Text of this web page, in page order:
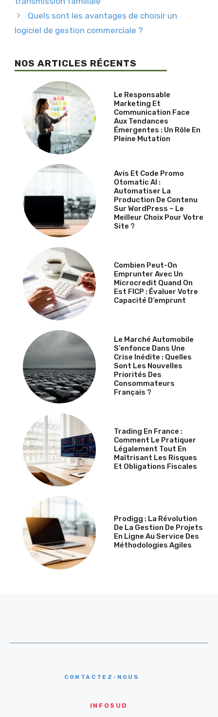
Quels sont les avantages de choisir un
logiciel de gestion commerciale ?
NOS ARTICLES RÉCENTS
Le Responsable
Marketing Et
Communication Face
Aux Tendances
Émergentes : Un Rôle En
Pleine Mutation
Avis Et Code Promo
Otomatic AI :
Automatiser La
Production De Contenu
Sur WordPress – Le
Meilleur Choix Pour Votre
Site ?
Combien Peut-On
Emprunter Avec Un
Microcredit Quand On
Est FICP : Évaluer Votre
Capacité D’emprunt
Le Marché Automobile
S’enfonce Dans Une
Crise Inédite : Quelles
Sont Les Nouvelles
Priorités Des
Consommateurs
Français ?
Trading En France :
Comment Le Pratiquer
Légalement Tout En
Maîtrisant Les Risques
Et Obligations Fiscales
Prodigg : La Révolution
De La Gestion De Projets
En Ligne Au Service Des
Méthodologies Agiles
CONTACTEZ-NOUS
INFOSUD